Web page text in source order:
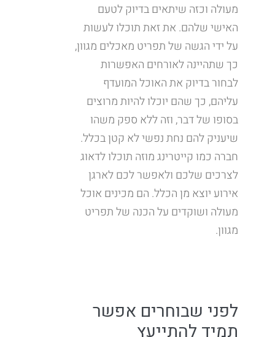
מעולה וכזה שיתאים בדיוק לטעם
האישי שלהם. את זאת תוכלו לעשות
על ידי הגשה של תפריט מאכלים מגוון,
כך שתהיינה לאורחים האפשרות
לבחור בדיוק את האוכל המועדף
עליהם, כך שהם יוכלו להיות מרוצים
בסופו של דבר, וזה ללא ספק משהו
שיעניק להם נחת נפשי לא קטן בכלל.
חברה כמו קייטרינג מוזה תוכלו לדאוג
לצרכים שלכם ולאפשר לכם לארגן
אירוע יוצא מן הכלל. הם מכינים אוכל
מעולה ושוקדים על הכנה של תפריט
מגוון.
לפני שבוחרים אפשר
תמיד להתייעץ